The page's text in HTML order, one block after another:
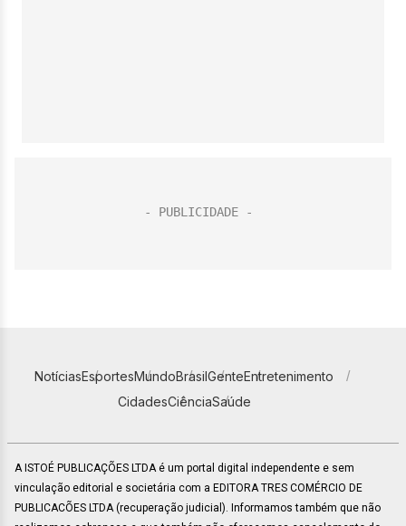
NotíciasEsportesMundoBrasilGenteEntretenimento
CidadesCiênciaSaúde
A ISTOÉ PUBLICAÇÕES LTDA é um portal digital independente e sem
vinculação editorial e societária com a EDITORA TRES COMÉRCIO DE
PUBLICACÕES LTDA (recuperação judicial). Informamos também que não